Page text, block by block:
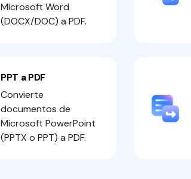
Microsoft Word
(DOCX/DOC) a PDF.
PPT a PDF
Convierte
documentos de
Microsoft PowerPoint
(PPTX o PPT) a PDF.